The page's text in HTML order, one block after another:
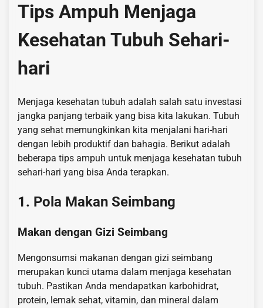
Tips Ampuh Menjaga
Kesehatan Tubuh Sehari-
hari
Menjaga kesehatan tubuh adalah salah satu investasi
jangka panjang terbaik yang bisa kita lakukan. Tubuh
yang sehat memungkinkan kita menjalani hari-hari
dengan lebih produktif dan bahagia. Berikut adalah
beberapa tips ampuh untuk menjaga kesehatan tubuh
sehari-hari yang bisa Anda terapkan.
1. Pola Makan Seimbang
Makan dengan Gizi Seimbang
Mengonsumsi makanan dengan gizi seimbang
merupakan kunci utama dalam menjaga kesehatan
tubuh. Pastikan Anda mendapatkan karbohidrat,
protein, lemak sehat, vitamin, dan mineral dalam